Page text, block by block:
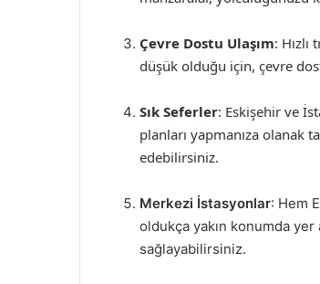
Çevre Dostu Ulaşım:
düşük olduğu için, çevre
Sık Seferler: Eskişehir ve
planları yapmanıza olanak
edebilirsiniz.
Merkezi İstasyonlar: Hem
oldukça yakın konumda yer
sağlayabilirsiniz.